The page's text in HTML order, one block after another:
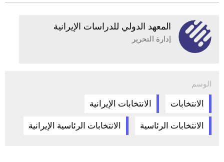
المعهد الدولي للدراسات الإيرانية
إدارة التحرير
الوسم
الانتخابات الانتخابات الإيرانية
الانتخابات الرئاسية الانتخابات الرئاسية الإيرانية